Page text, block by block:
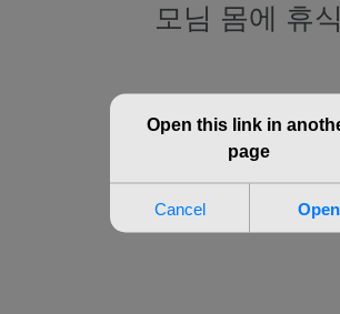
모님 몸에 휴식